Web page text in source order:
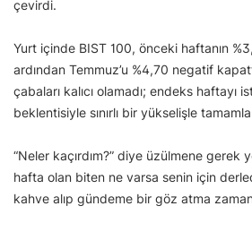
çevirdi.
Yurt içinde BIST 100, önceki haftanın
ardından Temmuz’u %4,70 negatif
çabaları kalıcı olamadı; endeks haftayı
beklentisiyle sınırlı bir yükselişle
“Neler kaçırdım?” diye üzülmene
hafta olan biten ne varsa senin için
kahve alıp gündeme bir göz atma